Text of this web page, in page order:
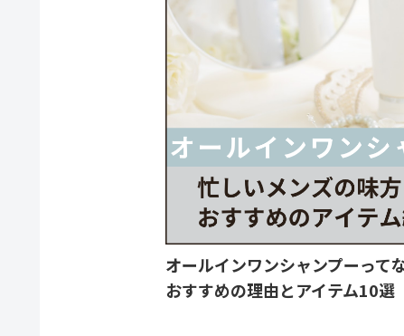
オールインワンシャンプーって
おすすめの理由とアイテム10選